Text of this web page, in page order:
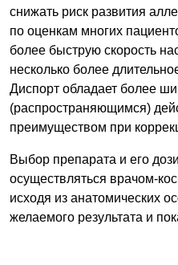
снижать риск развития
по оценкам многих
более быструю скорость
несколько более
Диспорт обладает более
(распространяющимся)
преимуществом при
Выбор препарата и его
осуществляться врачом-
исходя из анатомических
желаемого результата и